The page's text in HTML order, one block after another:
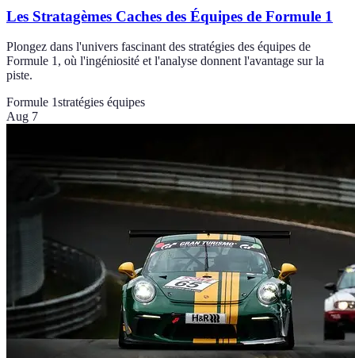
Les Stratagèmes Caches des Équipes de Formule 1
Plongez dans l'univers fascinant des stratégies des équipes de
Formule 1, où l'ingéniosité et l'analyse donnent l'avantage sur la
piste.
Formule 1stratégies équipes
Aug 7